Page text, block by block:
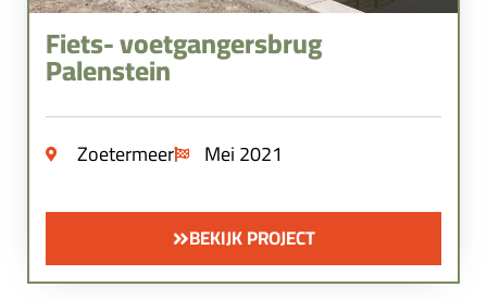
Fiets- voetgangersbrug
Palenstein
Zoetermeer Mei 2021
BEKIJK PROJECT